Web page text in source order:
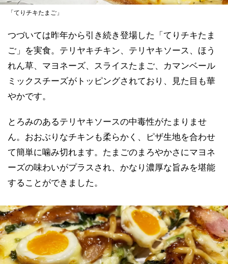
「てりチキたまご」
つづいては昨年から引き続き登場した「てりチキたま
ご」を実食。テリヤキチキン、テリヤキソース、ほう
れん草、マヨネーズ、スライスたまご、カマンベール
ミックスチーズがトッピングされており、見た目も華
やかです。
とろみのあるテリヤキソースの中毒性がたまりませ
ん。おおぶりなチキンも柔らかく、ピザ生地を合わせ
て簡単に噛み切れます。たまごのまろやかさにマヨネ
ーズの味わいがプラスされ、かなり濃厚な旨みを堪能
することができました。